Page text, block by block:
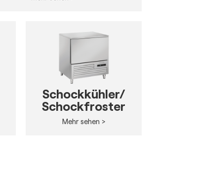
Schockkühler/
Schockfroster
Mehr sehen >